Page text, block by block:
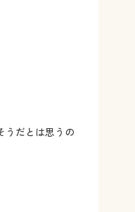
うだとは思うの